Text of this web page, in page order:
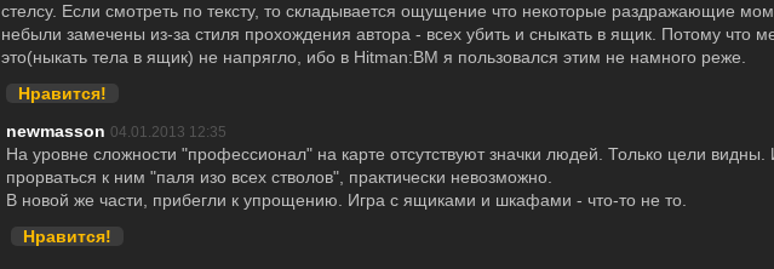
стелсу. Если смотреть по тексту, то складывается ощущение что некоторые раздражающие
небыли замечены из-за стиля прохождения автора - всех убить и сныкать в ящик. Потому что
это(ныкать тела в ящик) не напрягло, ибо в Hitman:BM я пользовался этим не намного реже.
Нравится!
newmasson 04.01.2013 12:35
На уровне сложности "профессионал" на карте отсутствуют значки людей. Только цели видны.
прорваться к ним "паля изо всех стволов", практически невозможно.
В новой же части, прибегли к упрощению. Игра с ящиками и шкафами - что-то не то.
Нравится!